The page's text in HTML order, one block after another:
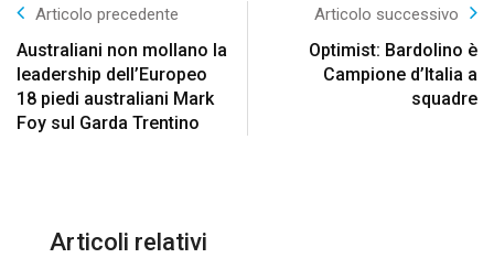
Articolo precedente
Australiani non mollano la
leadership dell’Europeo
18 piedi australiani Mark
Foy sul Garda Trentino
Articolo successivo
Optimist: Bardolino è
Campione d’Italia a
squadre
Articoli relativi